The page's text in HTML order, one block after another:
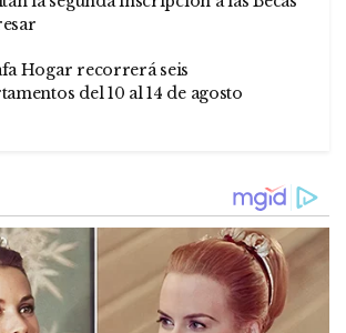
Hogar recorrerá seis
del 10 al 14 de agosto